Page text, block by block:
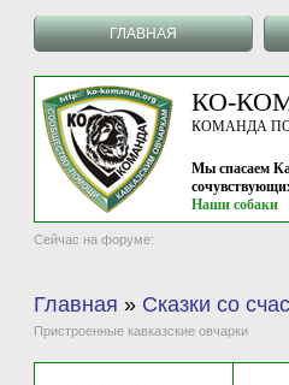
ГЛАВНАЯ
КО-
КОМАНДА
Мы спасаем
Наши собаки
Сейчас на форуме:
Главная » Сказки со
Пристроенные кавказские овчарки